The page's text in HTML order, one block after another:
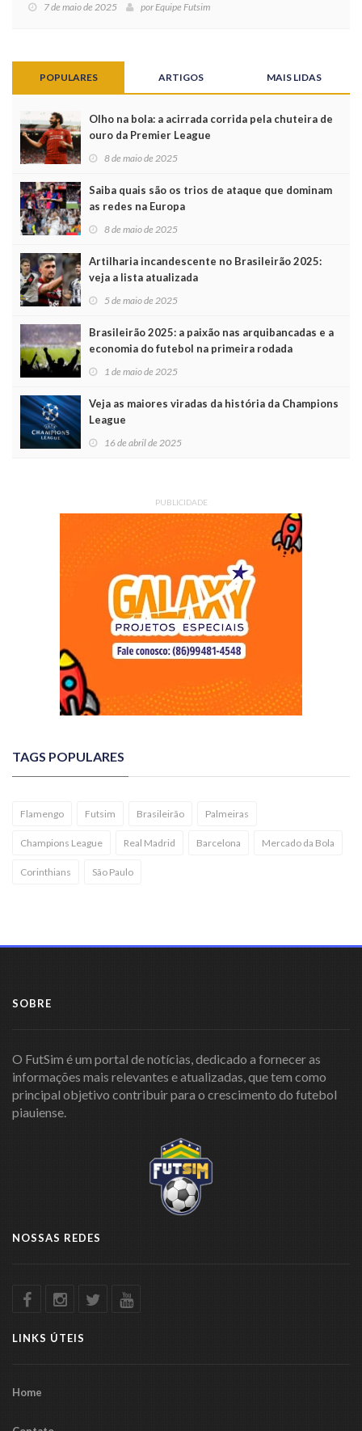
7 de maio de 2025 porEquipe Futsim
POPULARES ARTIGOS MAIS LIDAS
Olho na bola: a acirrada corrida pela chuteira de
ouro da Premier League
8 de maio de 2025
Saiba quais são os trios de ataque que dominam
as redes na Europa
8 de maio de 2025
Artilharia incandescente no Brasileirão 2025:
veja a lista atualizada
5 de maio de 2025
Brasileirão 2025: a paixão nas arquibancadas e a
economia do futebol na primeira rodada
1 de maio de 2025
Veja as maiores viradas da história da Champions
League
16 de abril de 2025
PUBLICIDADE
TAGS POPULARES
Flamengo Futsim Brasileirão Palmeiras
Champions League Real Madrid Barcelona Mercado da Bola
Corinthians São Paulo
SOBRE
O FutSim é um portal de notícias, dedicado a fornecer as
informações mais relevantes e atualizadas, que tem como
principal objetivo contribuir para o crescimento do futebol
piauiense.
NOSSAS REDES
LINKS ÚTEIS
Home